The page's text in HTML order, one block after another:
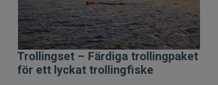
Fiskeset
Fiskeset för gädda
Fiskeset för ädelfisk
Fiskeset för abborre
Trollingset – Färdiga trollingpaket
för ett lyckat trollingfiske